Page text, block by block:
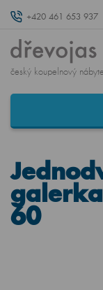
+420 461 653 937
český koupelnový
galerka
60